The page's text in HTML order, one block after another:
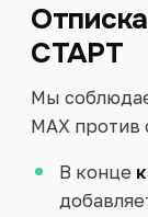
СТАРТ
Мы
MAX против
В конце